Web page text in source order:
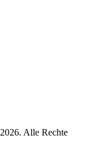
2026. Alle Rechte